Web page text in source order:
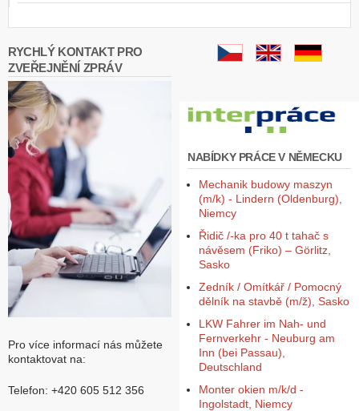
RYCHLÝ KONTAKT PRO
ZVEŘEJNĚNÍ ZPRÁV
Pro více informací nás můžete
kontaktovat na:
Telefon: +420 605 512 356
NABÍDKY PRÁCE V NĚMECKU
Mechanik budowy maszyn
(m/k) - Lindern (Oldenburg),
Niemcy
Řidič /-ka pro 40 t tahač s
návěsem (Friko) – Görlitz,
Sasko
Zedník / Omítkář / Pomocný
dělník na stavbě (m/ž), Sasko
LKW Fahrer im Nah- und
Fernverkehr - Neuburg am
Inn (bei Passau),
Deutschland
Monter okien m/k/d -
Ingolstadt, Niemcy